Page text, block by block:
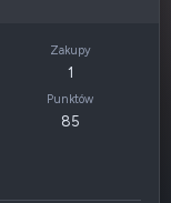
Zakupy
1
Punktów
85